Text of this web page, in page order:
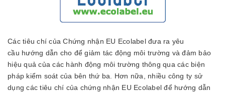
Các tiêu chí của Chứng nhận EU Ecolabel đưa ra yêu
cầu hướng dẫn cho để giảm tác động môi trường và đảm bảo
hiệu quả của các hành động môi trường thông qua các biện
pháp kiểm soát của bên thứ ba. Hơn nữa, nhiều công ty sử
dụng các tiêu chí của chứng nhận EU Ecolabel để hướng dẫn